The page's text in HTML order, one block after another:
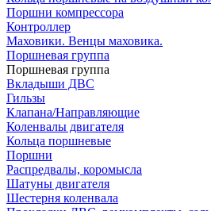
Поршни компрессора
Контроллер
Маховики. Венцы маховика.
Поршневая группа
Поршневая группа
Вкладыши ДВС
Гильзы
Клапана/Направляющие
Коленвалы двигателя
Кольца поршневые
Поршни
Распредвалы, коромысла
Шатуны двигателя
Шестерня коленвала